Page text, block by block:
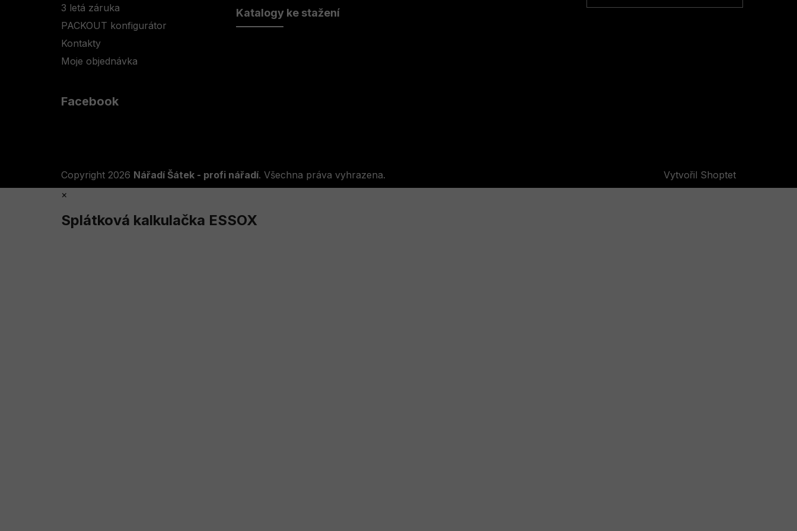
3 letá záruka
PACKOUT konfigurátor
Kontakty
Moje objednávka
Katalogy ke stažení
Facebook
Vytvořil Shoptet
Copyright 2026 Nářadí Šátek - profi nářadí. Všechna práva vyhrazena.
×
Splátková kalkulačka ESSOX